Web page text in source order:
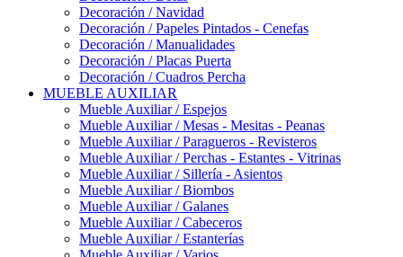
Decoración / Navidad
Decoración / Papeles Pintados - Cenefas
Decoración / Manualidades
Decoración / Placas Puerta
Decoración / Cuadros Percha
MUEBLE AUXILIAR
Mueble Auxiliar / Espejos
Mueble Auxiliar / Mesas - Mesitas - Peanas
Mueble Auxiliar / Paragueros - Revisteros
Mueble Auxiliar / Perchas - Estantes - Vitrinas
Mueble Auxiliar / Sillería - Asientos
Mueble Auxiliar / Biombos
Mueble Auxiliar / Galanes
Mueble Auxiliar / Cabeceros
Mueble Auxiliar / Estanterías